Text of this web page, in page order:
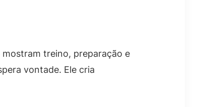
treino, preparação e
vontade. Ele cria